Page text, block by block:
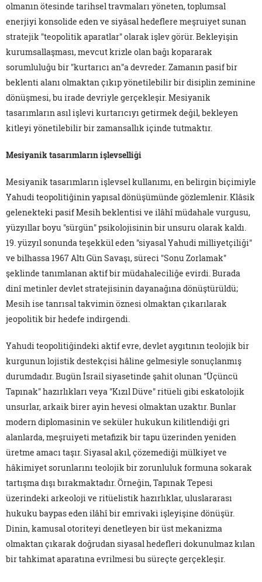
olmanın ötesinde tarihsel travmaları yöneten, toplumsal
enerjiyi konsolide eden ve siyâsal hedeflere meşruiyet sunan
stratejik "teopolitik aparatlar" olarak işlev görür. Bekleyişin
kurumsallaşması, mevcut krizle olan bağı kopararak
sorumluluğu bir "kurtarıcı an"a devreder. Zamanın pasif bir
beklenti alanı olmaktan çıkıp yönetilebilir bir disiplin zeminine
dönüşmesi, bu irade devriyle gerçekleşir. Mesiyanik
tasarımların asıl işlevi kurtarıcıyı getirmek değil, bekleyen
kitleyi yönetilebilir bir zamansallık içinde tutmaktır.
Mesiyanik tasarımların işlevselliği
Mesiyanik tasarımların işlevsel kullanımı, en belirgin biçimiyle
Yahudi teopolitiğinin yapısal dönüşümünde gözlemlenir. Klâsik
gelenekteki pasif Mesih beklentisi ve ilâhî müdahale vurgusu,
yüzyıllar boyu "sürgün" psikolojisinin bir unsuru olarak kaldı.
19. yüzyıl sonunda teşekkül eden "siyasal Yahudi milliyetçiliği"
ve bilhassa 1967 Altı Gün Savaşı, süreci "Sonu Zorlamak"
şeklinde tanımlanan aktif bir müdahaleciliğe evirdi. Burada
dinî metinler devlet stratejisinin dayanağına dönüştürüldü;
Mesih ise tanrısal takvimin öznesi olmaktan çıkarılarak
jeopolitik bir hedefe indirgendi.
Yahudi teopolitiğindeki aktif evre, devlet aygıtının teolojik bir
kurgunun lojistik destekçisi hâline gelmesiyle sonuçlanmış
durumdadır. Bugün İsrail siyasetinde şahit olunan "Üçüncü
Tapınak" hazırlıkları veya "Kızıl Düve" ritüeli gibi eskatolojik
unsurlar, arkaik birer ayin hevesi olmaktan uzaktır. Bunlar
modern diplomasinin ve seküler hukukun kilitlendiği gri
alanlarda, meşruiyeti metafizik bir tapu üzerinden yeniden
üretme amacı taşır. Siyasal akıl, çözemediği mülkiyet ve
hâkimiyet sorunlarını teolojik bir zorunluluk formuna sokarak
tartışma dışı bırakmaktadır. Örneğin, Tapınak Tepesi
üzerindeki arkeoloji ve ritüelistik hazırlıklar, uluslararası
hukuku baypas eden ilâhî bir emrivaki işleyişine dönüşür.
Dinin, kamusal otoriteyi denetleyen bir üst mekanizma
olmaktan çıkarak doğrudan siyasal hedefleri dokunulmaz kılan
bir tahkimat aparatına evrilmesi bu süreçte gerçekleşir.